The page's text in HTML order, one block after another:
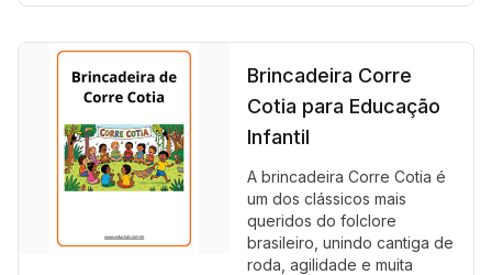
Brincadeira Corre
Cotia para Educação
Infantil
A brincadeira Corre Cotia é
um dos clássicos mais
queridos do folclore
brasileiro, unindo cantiga de
roda, agilidade e muita